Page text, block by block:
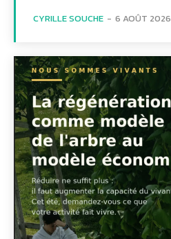
CYRILLE SOUCHE - 6 AOÛT 2026